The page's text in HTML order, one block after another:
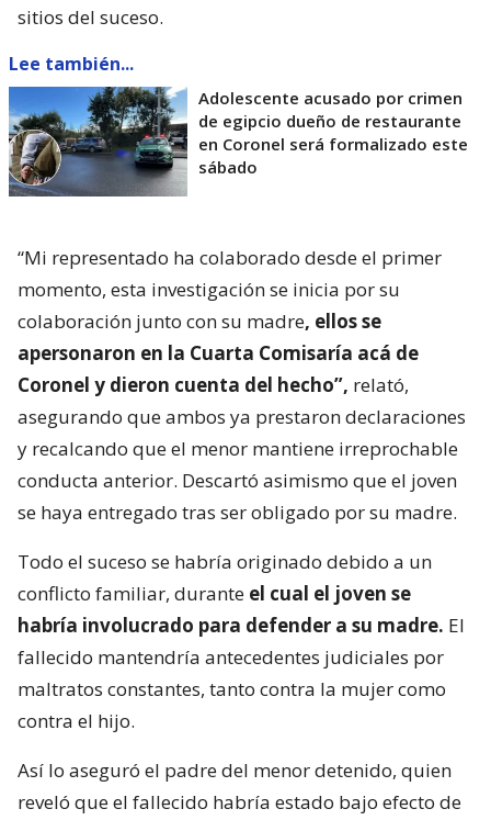
sitios del suceso.
Lee también...
Adolescente acusado por crimen
de egipcio dueño de restaurante
en Coronel será formalizado este
sábado
“Mi representado ha colaborado desde el primer
momento, esta investigación se inicia por su
colaboración junto con su madre, ellos se
apersonaron en la Cuarta Comisaría acá de
Coronel y dieron cuenta del hecho”, relató,
asegurando que ambos ya prestaron declaraciones
y recalcando que el menor mantiene irreprochable
conducta anterior. Descartó asimismo que el joven
se haya entregado tras ser obligado por su madre.
Todo el suceso se habría originado debido a un
conflicto familiar, durante el cual el joven se
habría involucrado para defender a su madre. El
fallecido mantendría antecedentes judiciales por
maltratos constantes, tanto contra la mujer como
contra el hijo.
Así lo aseguró el padre del menor detenido, quien
reveló que el fallecido habría estado bajo efecto de